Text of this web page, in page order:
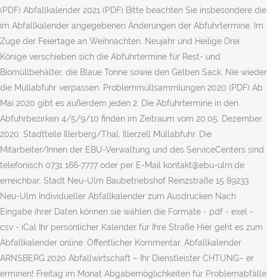
(PDF) Abfallkalender 2021 (PDF) Bitte beachten Sie insbesondere die
im Abfallkalender angegebenen Änderungen der Abfuhrtermine. Im
Zuge der Feiertage an Weihnachten, Neujahr und Heilige Drei
Könige verschieben sich die Abfuhrtermine für Rest- und
Biomüllbehälter, die Blaue Tonne sowie den Gelben Sack. Nie wieder
die Müllabfuhr verpassen. Problemmüllsammlungen 2020 (PDF) Ab
Mai 2020 gibt es außerdem jeden 2. Die Abfuhrtermine in den
Abfuhrbezirken 4/5/9/10 finden im Zeitraum vom 20.05. Dezember
2020: Stadtteile Illerberg/Thal, Illerzell Müllabfuhr. Die
Mitarbeiter/Innen der EBU-Verwaltung und des ServiceCenters sind
telefonisch 0731 166-7777 oder per E-Mail kontakt@ebu-ulm.de
erreichbar. Stadt Neu-Ulm Baubetriebshof Reinzstraße 15 89233
Neu-Ulm Individueller Abfallkalender zum Ausdrucken Nach
Eingabe ihrer Daten können sie wählen die Formate - pdf - exel -
csv - iCal Ihr persönlicher Kalender für Ihre Straße Hier geht es zum
Abfallkalender online. Öffentlicher Kommentar. Abfallkalender
ARNSBERG 2020 Abfallwirtschaft – Ihr Dienstleister CHTUNG– er
erminen! Freitag im Monat Abgabemöglichkeiten für Problemabfälle